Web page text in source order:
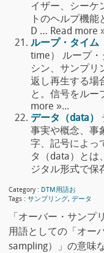
イザー、シーケ
トのヘルプ機能
D … Read more
ループ・タイム
time） ループ
シン、サンプリ
返し再生する場
と。信号をルー
more »...
データ（data）
事実や概念、事
字、記号によっ
タ（data）とは
ジタル形式で保
Category : DTM用語お
Tags : サンプリング, データ
「オーバー・サンプ
用語としての「オー
sampling）」の意味